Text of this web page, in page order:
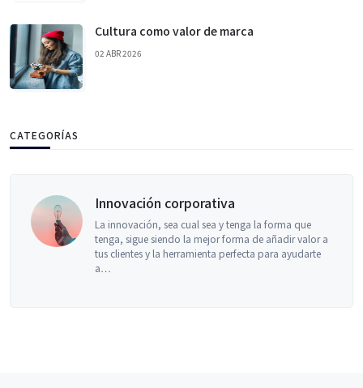
Cultura como valor de marca
02 ABR 2026
CATEGORÍAS
Innovación corporativa
La innovación, sea cual sea y tenga la forma que
tenga, sigue siendo la mejor forma de añadir valor a
tus clientes y la herramienta perfecta para ayudarte
a…